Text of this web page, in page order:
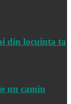
din locuinta ta
un camin